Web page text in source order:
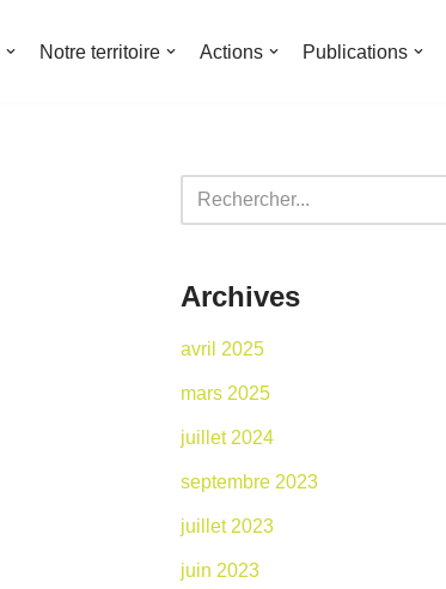
Notre territoire Actions Publications
Archives
avril 2025
mars 2025
juillet 2024
septembre 2023
juillet 2023
juin 2023